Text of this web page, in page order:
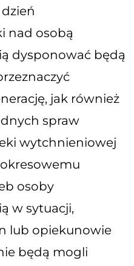
nad osobą
dysponować będą
jak również
spraw
wytchnieniowej
osoby
w sytuacji,
lub opiekunowie
będą mogli